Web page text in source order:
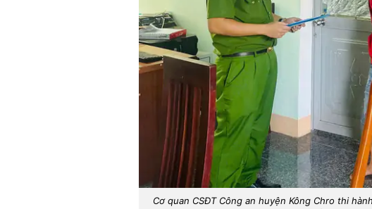
Cơ quan CSĐT Công an huyện Kông Chro thi